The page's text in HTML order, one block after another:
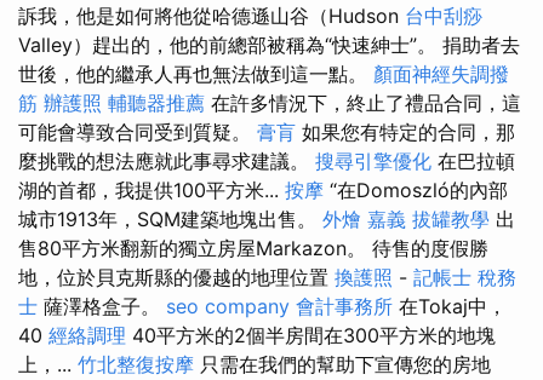
訴我，他是如何將他從哈德遜山谷（Hudson 台中刮痧
Valley）趕出的，他的前總部被稱為“快速紳士”。 捐助者去
世後，他的繼承人再也無法做到這一點。 顏面神經失調撥
筋 辦護照 輔聽器推薦 在許多情況下，終止了禮品合同，這
可能會導致合同受到質疑。 膏肓 如果您有特定的合同，那
麼挑戰的想法應就此事尋求建議。 搜尋引擎優化 在巴拉頓
湖的首都，我提供100平方米... 按摩 “在Domoszló的內部
城市1913年，SQM建築地塊出售。 外燴 嘉義 拔罐教學 出
售80平方米翻新的獨立房屋Markazon。 待售的度假勝
地，位於貝克斯縣的優越的地理位置 換護照 - 記帳士 稅務
士 薩澤格盒子。 seo company 會計事務所 在Tokaj中，
40 經絡調理 40平方米的2個半房間在300平方米的地塊
上，... 竹北整復按摩 只需在我們的幫助下宣傳您的房地